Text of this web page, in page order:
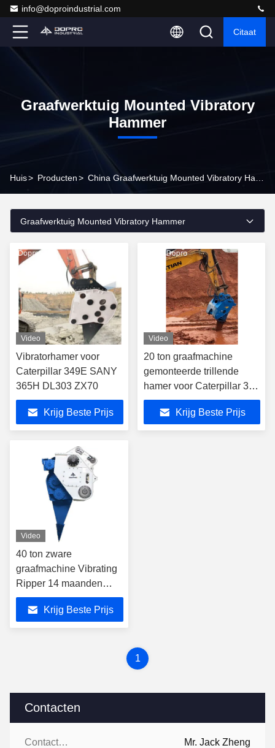
info@doproindustrial.com
Citaat
Graafwerktuig Mounted Vibratory
Hammer
Huis> Producten>
Contacten
Contacten: Mr. Jack Zheng
Graafwerktuig Mounted Vibratory Hammer
Video
Vibratorhamer voor
Caterpillar 349E SANY
365H DL303 ZX70
Krijg Beste Prijs
Video
20 ton graafmachine
gemonteerde trillende
hamer voor Caterpillar 320
Kobelco210 JCB
DOOSAN HUNDAI210
Krijg Beste Prijs
Video
40 ton zware
graafmachine Vibrating
Ripper 14 maanden
garantie
Krijg Beste Prijs
1